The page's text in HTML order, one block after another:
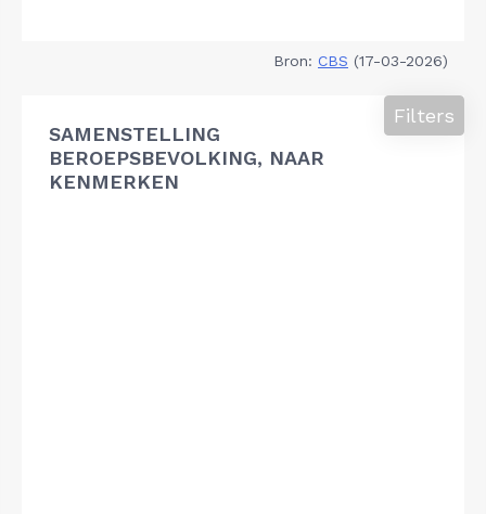
Bron: CBS (17-03-2026)
SAMENSTELLING
BEROEPSBEVOLKING, NAAR
KENMERKEN
Filters